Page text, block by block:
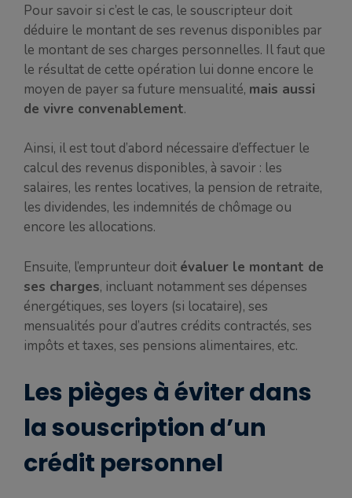
Pour savoir si c’est le cas, le souscripteur doit
déduire le montant de ses revenus disponibles par
le montant de ses charges personnelles. Il faut que
le résultat de cette opération lui donne encore le
moyen de payer sa future mensualité, mais aussi
de vivre convenablement.
Ainsi, il est tout d’abord nécessaire d’effectuer le
calcul des revenus disponibles, à savoir : les
salaires, les rentes locatives, la pension de retraite,
les dividendes, les indemnités de chômage ou
encore les allocations.
Ensuite, l’emprunteur doit évaluer le montant de
ses charges, incluant notamment ses dépenses
énergétiques, ses loyers (si locataire), ses
mensualités pour d’autres crédits contractés, ses
impôts et taxes, ses pensions alimentaires, etc.
Les pièges à éviter dans
la souscription d’un
crédit personnel